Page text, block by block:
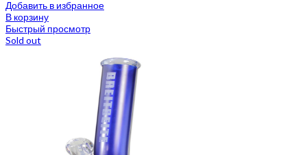
Добавить в избранное
В корзину
Быстрый просмотр
Sold out